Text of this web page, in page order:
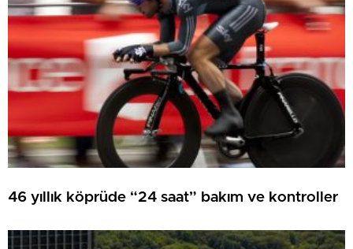
46 yıllık köprüde “24 saat” bakım ve kontroller